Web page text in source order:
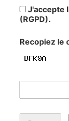
J'accepte
(RGPD).
Recopiez le